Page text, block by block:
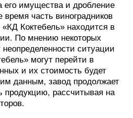
его имущества и дробление
время часть виноградников
Коктебель» находится в
По мнению некоторых
ситуации
могут перейти в
и их стоимость будет
данным, завод продолжает
продукцию, рассчитывая на